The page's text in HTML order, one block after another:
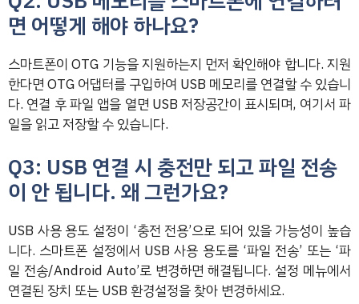
면 어떻게 해야 하나요?
스마트폰이 OTG 기능을 지원하는지 먼저 확인해야 합니다. 지원
한다면 OTG 어댑터를 구입하여 USB 메모리를 연결할 수 있습니
다. 연결 후 파일 앱을 열면 USB 저장공간이 표시되며, 여기서 파
일을 읽고 저장할 수 있습니다.
Q3: USB 연결 시 충전만 되고 파일 전송
이 안 됩니다. 왜 그런가요?
USB 사용 용도 설정이 ‘충전 전용’으로 되어 있을 가능성이 높습
니다. 스마트폰 설정에서 USB 사용 용도를 ‘파일 전송’ 또는 ‘파
일 전송/Android Auto’로 변경하면 해결됩니다. 설정 메뉴에서
연결된 장치 또는 USB 환경설정을 찾아 변경하세요.